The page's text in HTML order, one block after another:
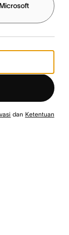
Microsoft
dan Ketentuan